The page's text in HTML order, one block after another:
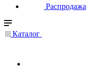
Распродажа
Каталог